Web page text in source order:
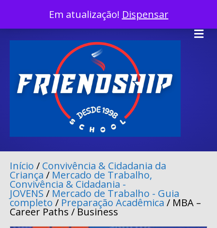
Em atualização! Dispensar
Facebook
TwitterLinkedinYoutubeInstagram
TiktokX-twitter
Início / Convivência & Cidadania da
Criança / Mercado de Trabalho,
Convivência & Cidadania -
JOVENS / Mercado de Trabalho - Guia
completo / Preparação Acadêmica / MBA –
Career Paths / Business